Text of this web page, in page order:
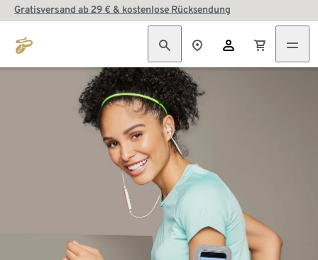
Gratisversand ab 29 € & kostenlose Rücksendung